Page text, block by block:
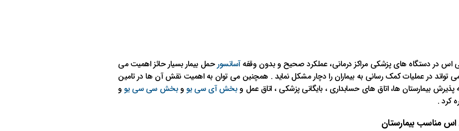
پی اس در دستگاه های پزشکی مراکز درمانی، عملکرد صحیح و بدون وقفهآسانسورحمل بیمار بسیار حائز اهمیت می
می تواند در عملیات کمک رسانی به بیماران را دچار مشکل نماید . همچنین می توان به اهمیت نقش آن ها در تامین
بیمارستان ها، اتاق های حسابداری ، بایگانی پزشکی ، اتاق عمل وبخش آی سی یو وبخش سی سی یو و
کرد .
مناسب بیمارستان